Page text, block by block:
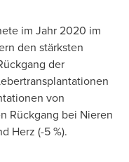
im Jahr 2020 im
den stärksten
der
von
Rückgang bei Nieren
Herz (-5 %).